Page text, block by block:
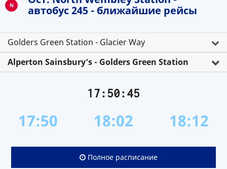
N
автобус 245 - ближайшие рейсы
Golders Green Station - Glacier Way
Alperton Sainsbury's - Golders Green Station
17:50:45
17:50 18:02 18:12
Полное расписание